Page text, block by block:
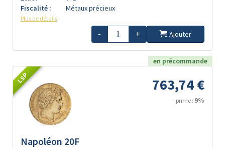
Fiscalité :
Métaux précieux
Plus de détails
- + Ajouter
en précommande
LSP 763,74 €
prime : 9%
Napoléon 20F